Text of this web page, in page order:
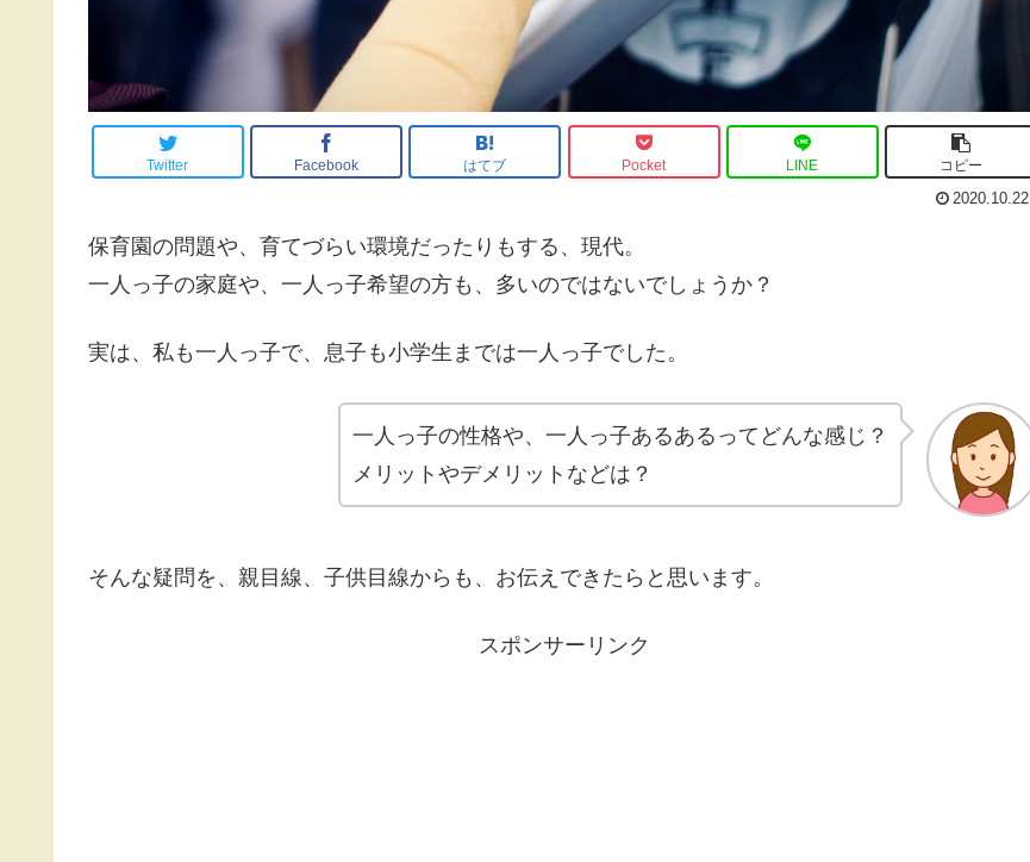
Twitter Facebook はてブ Pocket LINE コピー
2020.10.22
保育園の問題や、育てづらい環境だったりもする、現代。
一人っ子の家庭や、一人っ子希望の方も、多いのではないでしょうか？
実は、私も一人っ子で、息子も小学生までは一人っ子でした。
一人っ子の性格や、一人っ子あるあるってどんな感じ？
メリットやデメリットなどは？
そんな疑問を、親目線、子供目線からも、お伝えできたらと思います。
スポンサーリンク